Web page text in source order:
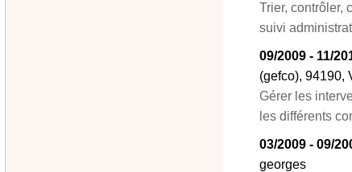
Trier, contrôler,
suivi
09/2009 - 11/
(gefco), 94190,
Gérer les
les différents
03/2009 - 09/
georges